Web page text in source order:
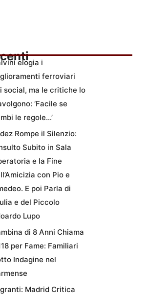
elogia i
ferroviari
social, ma le critiche lo
‘Facile se
le regole…’
Rompe il Silenzio:
Subito in Sala
e la Fine
con Pio e
E poi Parla di
e del Piccolo
Lupo
di 8 Anni Chiama
per Fame: Familiari
Indagine nel
Madrid Critica